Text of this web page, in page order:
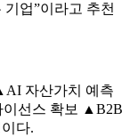
업”이라고 추천
자산가치 예측
선스 확보 ▲B2B
다.